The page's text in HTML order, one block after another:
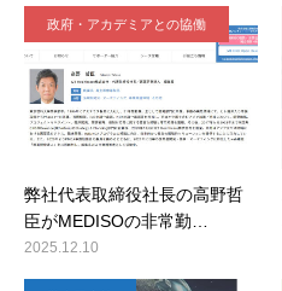
政府・アカデミアとの協働
弊社代表取締役社長の高野哲
臣がMEDISOの非常勤…
2025.12.10